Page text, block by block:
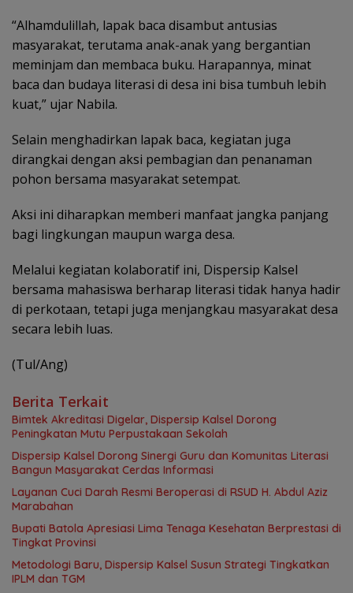
“Alhamdulillah, lapak baca disambut antusias
masyarakat, terutama anak-anak yang bergantian
meminjam dan membaca buku. Harapannya, minat
baca dan budaya literasi di desa ini bisa tumbuh lebih
kuat,” ujar Nabila.
Selain menghadirkan lapak baca, kegiatan juga
dirangkai dengan aksi pembagian dan penanaman
pohon bersama masyarakat setempat.
Aksi ini diharapkan memberi manfaat jangka panjang
bagi lingkungan maupun warga desa.
Melalui kegiatan kolaboratif ini, Dispersip Kalsel
bersama mahasiswa berharap literasi tidak hanya hadir
di perkotaan, tetapi juga menjangkau masyarakat desa
secara lebih luas.
(Tul/Ang)
Berita Terkait
Bimtek Akreditasi Digelar, Dispersip Kalsel Dorong
Peningkatan Mutu Perpustakaan Sekolah
Dispersip Kalsel Dorong Sinergi Guru dan Komunitas Literasi
Bangun Masyarakat Cerdas Informasi
Layanan Cuci Darah Resmi Beroperasi di RSUD H. Abdul Aziz
Marabahan
Bupati Batola Apresiasi Lima Tenaga Kesehatan Berprestasi di
Tingkat Provinsi
Metodologi Baru, Dispersip Kalsel Susun Strategi Tingkatkan
IPLM dan TGM